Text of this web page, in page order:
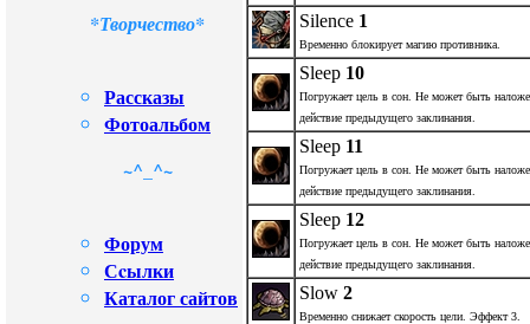
*Творчество*
Рассказы
Фотоальбом
~^_^~
Форум
Сcылки
Каталог сайтов
Silence 1
Временно блокирует магию противника.
Sleep 10
Погружает цель в сон. Не может быть
действие предыдущего заклинания.
Sleep 11
Погружает цель в сон. Не может быть
действие предыдущего заклинания.
Sleep 12
Погружает цель в сон. Не может быть
действие предыдущего заклинания.
Slow 2
Временно снижает скорость цели. Эффект 3.